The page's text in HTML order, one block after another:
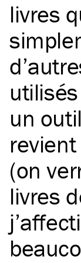
livres
un
(on
livres